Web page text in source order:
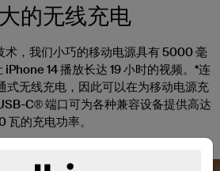
的无线充电
，我们小巧的移动电源具有 5000 毫
14 播放长达 19 小时的视频。*连
式无线充电，因此可以在为移动电源充
C® 端口可为各种兼容设备提供高达
瓦的充电功率。